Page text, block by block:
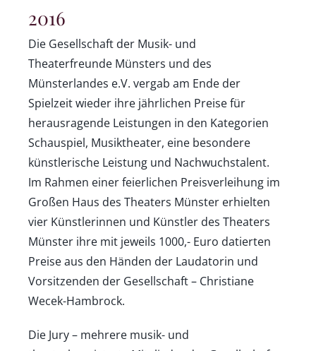
2016
Die Gesellschaft der Musik- und
Theaterfreunde Münsters und des
Münsterlandes e.V. vergab am Ende der
Spielzeit wieder ihre jährlichen Preise für
herausragende Leistungen in den Kategorien
Schauspiel, Musiktheater, eine besondere
künstlerische Leistung und Nachwuchstalent.
Im Rahmen einer feierlichen Preisverleihung im
Großen Haus des Theaters Münster erhielten
vier Künstlerinnen und Künstler des Theaters
Münster ihre mit jeweils 1000,- Euro datierten
Preise aus den Händen der Laudatorin und
Vorsitzenden der Gesellschaft – Christiane
Wecek-Hambrock.
Die Jury – mehrere musik- und